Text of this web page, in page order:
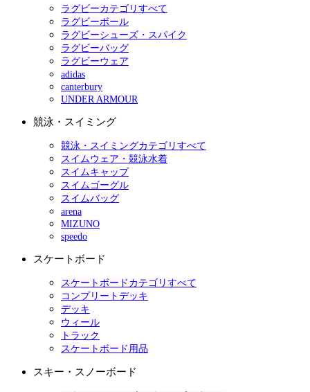
ラグビーカテゴリすべて
ラグビーボール
ラグビーシューズ・スパイク
ラグビーバッグ
ラグビーウェア
adidas
canterbury
UNDER ARMOUR
競泳・スイミング
競泳・スイミングカテゴリすべて
スイムウェア・競泳水着
スイムキャップ
スイムゴーグル
スイムバッグ
arena
MIZUNO
speedo
スケートボード
スケートボードカテゴリすべて
コンプリートデッキ
デッキ
ウィール
トラック
スケートボード用品
スキー・スノーボード